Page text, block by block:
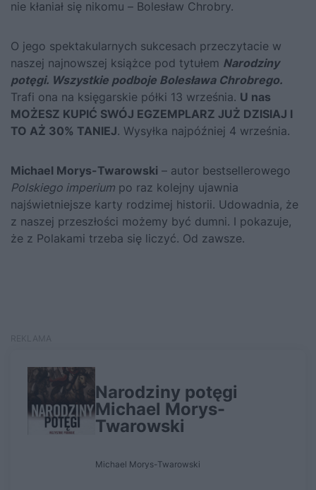
nie kłaniał się nikomu – Bolesław Chrobry.
O jego spektakularnych sukcesach przeczytacie w
naszej najnowszej książce pod tytułem Narodziny
potęgi. Wszystkie podboje Bolesława Chrobrego.
Trafi ona na księgarskie półki 13 września. U nas
MOŻESZ KUPIĆ SWÓJ EGZEMPLARZ JUŻ DZISIAJ I
TO AŻ 30% TANIEJ. Wysyłka najpóźniej 4 września.
Michael Morys-Twarowski – autor bestsellerowego
Polskiego imperium po raz kolejny ujawnia
najświetniejsze karty rodzimej historii. Udowadnia, że
z naszej przeszłości możemy być dumni. I pokazuje,
że z Polakami trzeba się liczyć. Od zawsze.